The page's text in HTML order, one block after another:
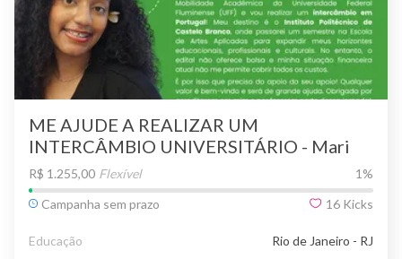
ME AJUDE A REALIZAR UM
INTERCÂMBIO UNIVERSITÁRIO - Mari
em Portugal
R$ 1.255,00 Flexível 1 %
Campanha sem prazo
16 Kicks
Educação Rio de Janeiro - RJ